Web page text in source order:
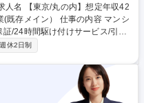
仕事の内容 マンシ
/24時間駆け付けサービス/引越
体で取引があるお客様に対し、
営業先】訪問先は豊富に準備で
せん。既に10,000戸以上の管理
る土俵は整っています。 【活躍
休2日制